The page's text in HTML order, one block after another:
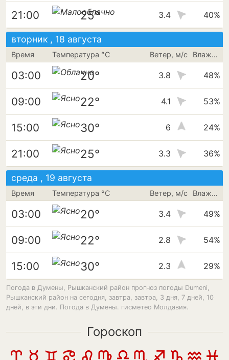
21:00 25° 3.4 40%
вторник , 18 августа
Время Температура °C Ветер, м/с Влажность
03:00 20° 3.8 48%
09:00 22° 4.1 53%
15:00 30° 6 24%
21:00 25° 3.3 36%
среда , 19 августа
Время Температура °C Ветер, м/с Влажность
03:00 20° 3.4 49%
09:00 22° 2.8 54%
15:00 30° 2.3 29%
Погода в Думены, Рышканский район прогноз погоды Dumeni,
Рышканский район на сегодня, завтра, завтра, 3 дня, 7 дней, 10
дней, в эти дни. Погода в Думены. гисметео Молдавия.
Гороскоп